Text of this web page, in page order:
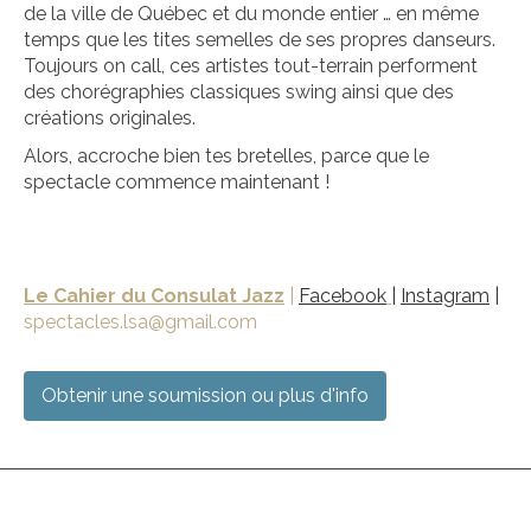
de la ville de Québec et du monde entier … en même
temps que les tites semelles de ses propres danseurs.
Toujours on call , ces artistes tout-terrain performent
des chorégraphies classiques swing ainsi que des
créations originales.
Alors, accroche bien tes bretelles, parce que le
spectacle commence maintenant !
Le Cahier du Consulat Jazz Facebook Instagram
spectacles.lsa@gmail.com
Obtenir une soumission ou plus d'info